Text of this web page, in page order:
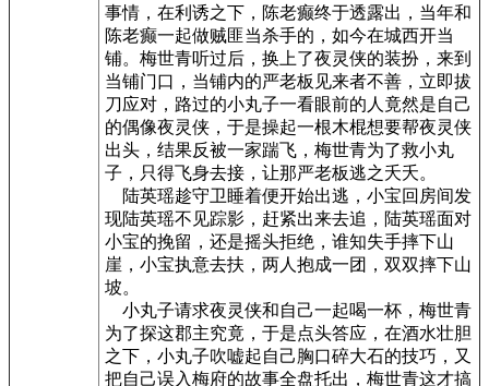
事情，在利诱之下，陈老癫终于透露出，当年和
陈老癫一起做贼匪当杀手的，如今在城西开当
铺。梅世青听过后，换上了夜灵侠的装扮，来到
当铺门口，当铺内的严老板见来者不善，立即拔
刀应对，路过的小丸子一看眼前的人竟然是自己
的偶像夜灵侠，于是操起一根木棍想要帮夜灵侠
出头，结果反被一家踹飞，梅世青为了救小丸
子，只得飞身去接，让那严老板逃之夭夭。
陆英瑶趁守卫睡着便开始出逃，小宝回房间发
现陆英瑶不见踪影，赶紧出来去追，陆英瑶面对
小宝的挽留，还是摇头拒绝，谁知失手摔下山
崖，小宝执意去扶，两人抱成一团，双双摔下山
坡。
小丸子请求夜灵侠和自己一起喝一杯，梅世青
为了探这郡主究竟，于是点头答应，在酒水壮胆
之下，小丸子吹嘘起自己胸口碎大石的技巧，又
把自己误入梅府的故事全盘托出，梅世青这才搞